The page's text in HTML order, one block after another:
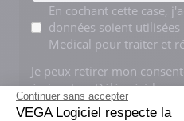
Continuer sans accepter
VEGA Logiciel respecte la
Mentions
*
En cochant cette case,
données soient
Medical pour traiter et
Je peux retirer mon
écrivant au Délégué à la
Pour en savoir plus,